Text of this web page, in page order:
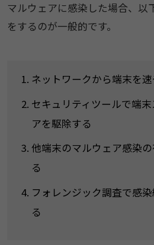
マルウェアに感染した場合、以
をするのが一般的です。
ネットワークから端末を
セキュリティツールで端
アを駆除する
他端末のマルウェア感染
る
フォレンジック調査で感
る